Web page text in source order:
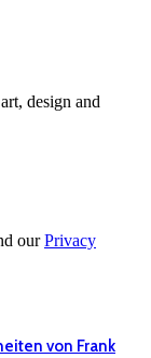
design and
ourPrivacy
von Frank